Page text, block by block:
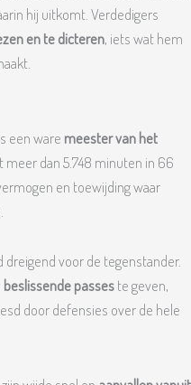
hij uitkomt. Verdedigers
en te dicteren, iets wat hem
een ware meester van het
meer dan 5.748 minuten in 66
en toewijding waar
voor de tegenstander.
beslissende passeste geven,
door defensies over de hele